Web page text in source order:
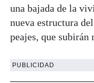
una bajada de la
nueva estructura
peajes, que subirán
PUBLICIDAD